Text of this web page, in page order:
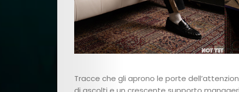
Fashion
Lifestyle
Music
Columns
Tracce che gli aprono le porte